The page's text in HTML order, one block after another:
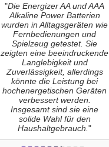
"Die Energizer AA und AAA
Alkaline Power Batterien
wurden in Alltagsgeräten wie
Fernbedienungen und
Spielzeug getestet. Sie
zeigten eine beeindruckende
Langlebigkeit und
Zuverlässigkeit, allerdings
könnte die Leistung bei
hochenergetischen Geräten
verbessert werden.
Insgesamt sind sie eine
solide Wahl für den
Haushaltgebrauch."